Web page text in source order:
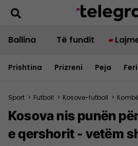
Ballina Të fundit
Prishtina Prizreni Peja
Sport > Futboll > Kosove-futboll >
Kosova nis punën
e qershorit - vetëm